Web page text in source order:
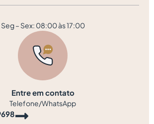
Seg – Sex: 08:00 às 17:00
Entre em contato
Telefone/WhatsApp